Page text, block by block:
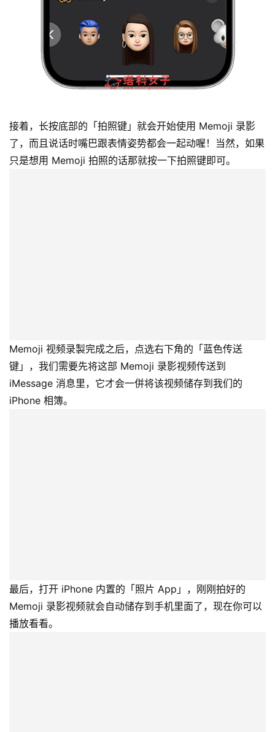
接着，长按底部的「拍照键」就会开始使用 Memoji 录影
了，而且说话时嘴巴跟表情姿势都会一起动喔！当然，如果
只是想用 Memoji 拍照的话那就按一下拍照键即可。
Memoji 视频录製完成之后，点选右下角的「蓝色传送
键」，我们需要先将这部 Memoji 录影视频传送到
iMessage 消息里，它才会一併将该视频储存到我们的
iPhone 相簿。
最后，打开 iPhone 内置的「照片 App」，刚刚拍好的
Memoji 录影视频就会自动储存到手机里面了，现在你可以
播放看看。